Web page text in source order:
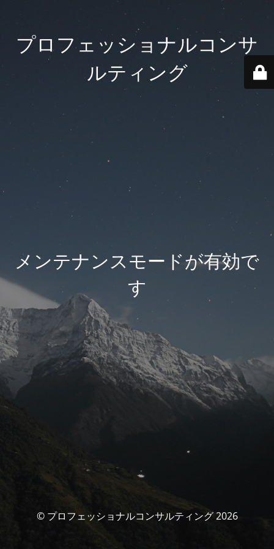
プロフェッショナルコンサ
ルティング
メンテナンスモードが有効で
す
© プロフェッショナルコンサルティング 2026